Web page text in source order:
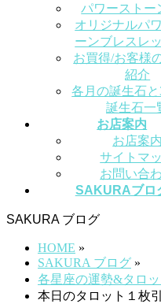
パワーストー
オリジナルパ
ーンブレスレ
お買得/お客様
紹介
各月の誕生石
誕生石一
お店案内
お店案内
サイトマ
お問い合
SAKURAブロ
SAKURA ブログ
HOME »
SAKURA ブログ »
各星座の運勢&タロ
本日のタロット１枚